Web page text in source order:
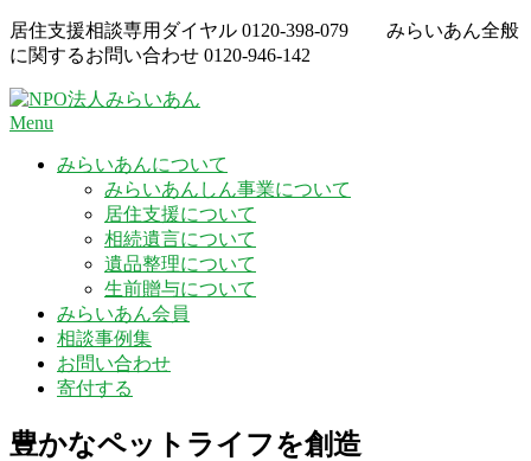
Skip
to
content
居住支援相談専用ダイヤル 0120-398-079
みらいあん全般
に関するお問い合わせ 0120-946-142
Menu
みらいあんについて
みらいあんしん事業について
居住支援について
相続遺言について
遺品整理について
生前贈与について
みらいあん会員
相談事例集
お問い合わせ
寄付する
豊かなペットライフを創造